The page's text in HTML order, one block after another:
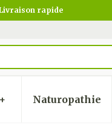
rapide
la catégorie
le sous-menu
Naturopathie
Afficher